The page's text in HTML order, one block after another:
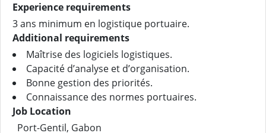
Experience requirements
3 ans minimum en logistique portuaire.
Additional requirements
Maîtrise des logiciels logistiques.
Capacité d’analyse et d’organisation.
Bonne gestion des priorités.
Connaissance des normes portuaires.
Job Location
Port-Gentil, Gabon